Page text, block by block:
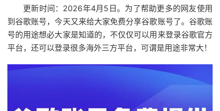
更新时间：2026年4月5日。为了帮助更多的网友使用
到谷歌账号，今天又来给大家免费分享谷歌账号了。谷歌账
号的用途想必大家是知道的，不仅仅可以用来登录谷歌官方
平台，还可以登录很多海外三方平台，可谓是用途非常大！